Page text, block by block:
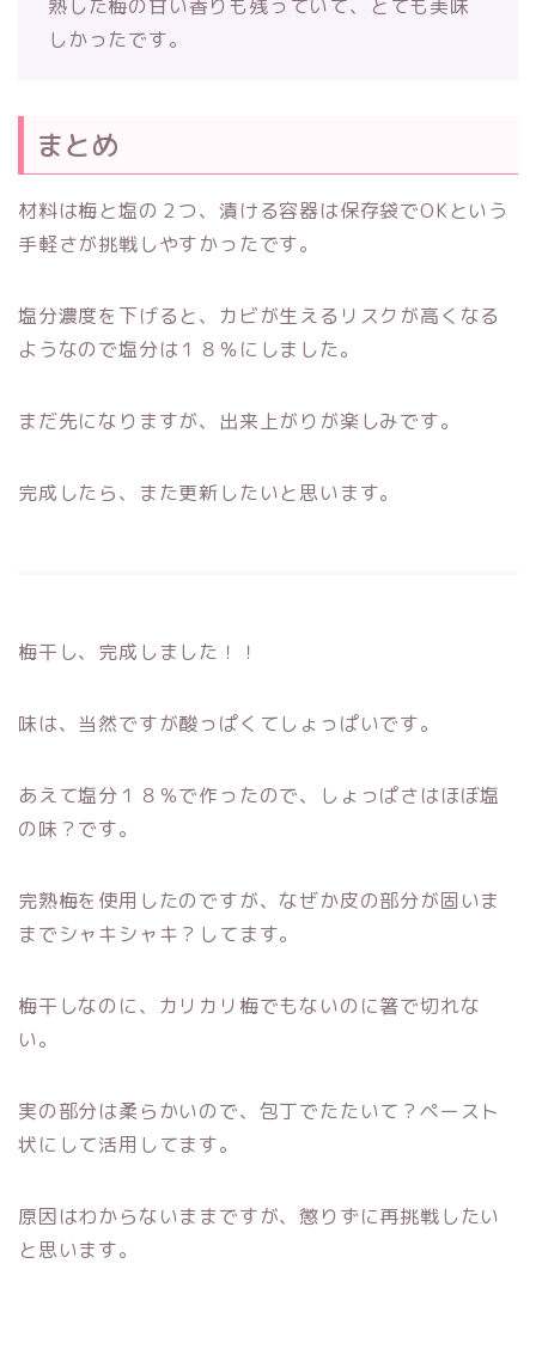
熟した梅の甘い香りも残っていて、とても美味
しかったです。
まとめ
材料は梅と塩の２つ、漬ける容器は保存袋でOKという
手軽さが挑戦しやすかったです。
塩分濃度を下げると、カビが生えるリスクが高くなる
ようなので塩分は１８％にしました。
まだ先になりますが、出来上がりが楽しみです。
完成したら、また更新したいと思います。
梅干し、完成しました！！
味は、当然ですが酸っぱくてしょっぱいです。
あえて塩分１８％で作ったので、しょっぱさはほぼ塩
の味？です。
完熟梅を使用したのですが、なぜか皮の部分が固いま
までシャキシャキ？してます。
梅干しなのに、カリカリ梅でもないのに箸で切れな
い。
実の部分は柔らかいので、包丁でたたいて？ペースト
状にして活用してます。
原因はわからないままですが、懲りずに再挑戦したい
と思います。